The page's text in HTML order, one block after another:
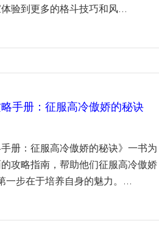
验到更多的格斗技巧和风...
手册：征服高冷傲娇的秘诀
册：征服高冷傲娇的秘诀》一书为
攻略指南，帮助他们征服高冷傲娇
一步在于培养自身的魅力。...